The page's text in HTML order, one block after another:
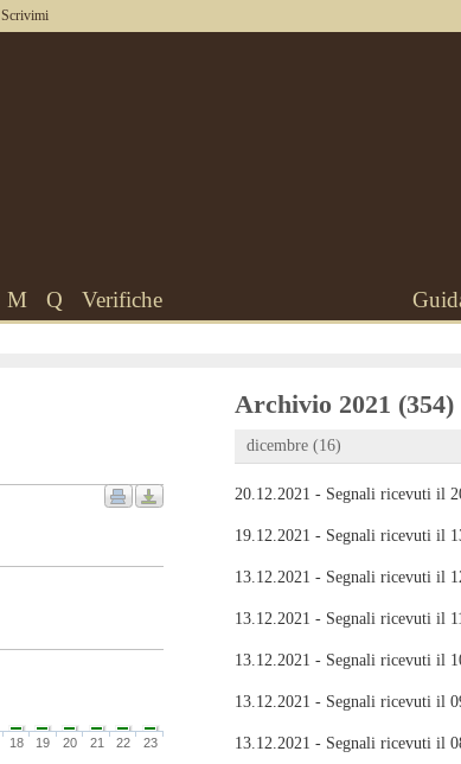
Scrivimi
M Q Verifiche
18 19 20 21 22 23
Archivio 2021 (354)
dicembre (16)
20.12.2021 - Segnali ricevuti il
19.12.2021 - Segnali ricevuti il
13.12.2021 - Segnali ricevuti il
13.12.2021 - Segnali ricevuti il
13.12.2021 - Segnali ricevuti il
13.12.2021 - Segnali ricevuti il
13.12.2021 - Segnali ricevuti il